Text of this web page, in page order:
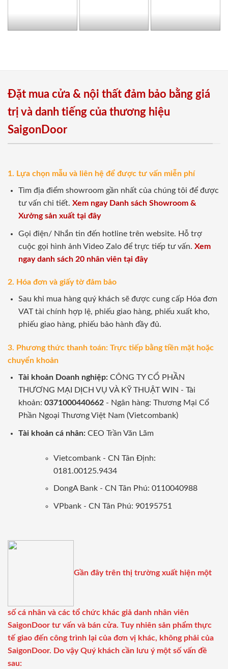
Đặt mua cửa & nội thất đảm bảo bằng giá
trị và danh tiếng của thương hiệu
SaigonDoor
1. Lựa chọn mẫu và liên hệ để được tư vấn miễn phí
Tìm địa điểm showroom gần nhất của chúng tôi để được
tư vấn chi tiết. Xem ngay Danh sách Showroom &
Xưởng sản xuất tại đây
Gọi điện/ Nhắn tin đến hotline trên website. Hỗ trợ
cuộc gọi hình ảnh Video Zalo để trực tiếp tư vấn. Xem
ngay danh sách 20 nhân viên tại đây
2. Hóa đơn và giấy tờ đảm bảo
Sau khi mua hàng quý khách sẽ được cung cấp Hóa đơn
VAT tài chính hợp lệ, phiếu giao hàng, phiếu xuất kho,
phiếu giao hàng, phiếu bảo hành đầy đủ.
3. Phương thức thanh toán: Trực tiếp bằng tiền mặt hoặc
chuyển khoản
Tài khoản Doanh nghiệp:CÔNG TY CỔ PHẦN
THƯƠNG MẠI DỊCH VỤ VÀ KỸ THUẬT WIN - Tài
khoản: 0371000440662- Ngân hàng: Thương Mại Cổ
Phần Ngoại Thương Việt Nam (Vietcombank)
Tài khoản cá nhân: CEO Trần Văn Lãm
Vietcombank - CN Tân Định:
0181.00125.9434
DongA Bank - CN Tân Phú: 0110040988
VPbank - CN Tân Phú: 90195751
Gần đây trên thị trường xuất hiện một
số cá nhân và các tổ chức khác giả danh nhân viên
SaigonDoor tư vấn và bán cửa. Tuy nhiên sản phẩm thực
tế giao đến công trình lại của đơn vị khác, không phải của
SaigonDoor. Do vậy Quý khách cần lưu ý một số vấn đề
sau: